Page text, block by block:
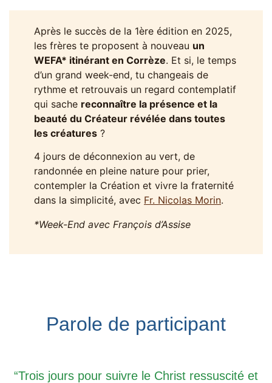
Après le succès de la 1ère édition en 2025,
les frères te proposent à nouveau un
WEFA* itinérant en Corrèze. Et si, le temps
d’un grand week-end, tu changeais de
rythme et retrouvais un regard contemplatif
qui sache reconnaître la présence et la
beauté du Créateur révélée dans toutes
les créatures ?
4 jours de déconnexion au vert, de
randonnée en pleine nature pour prier,
contempler la Création et vivre la fraternité
dans la simplicité, avec Fr. Nicolas Morin.
*Week-End avec François d’Assise
Parole de participant
“Trois jours pour suivre le Christ ressuscité et